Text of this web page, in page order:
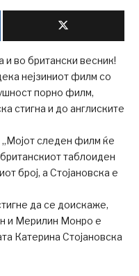
и во британски весник!
нејзиниот филм со
порно филм,
стигна и до англиските
„Мојот следен филм ќе
таблоиден
број, а Стојановска е
да се доискаже,
и Мерилин Монро е
Катерина Стојановска